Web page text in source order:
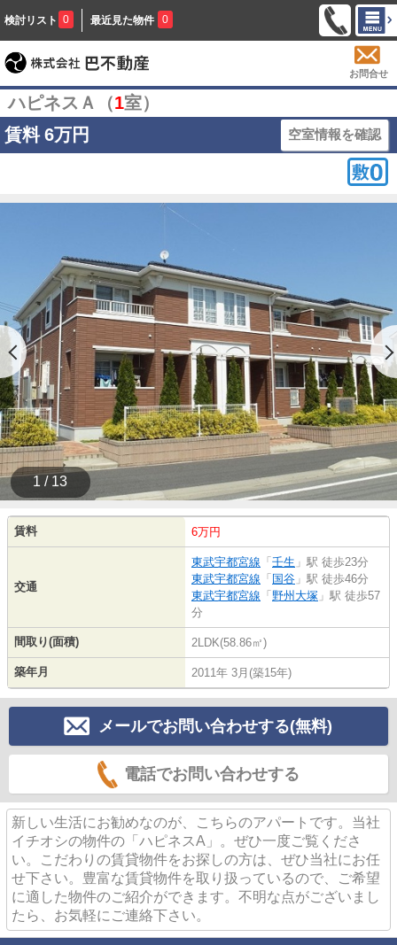
検討リスト 0 最近見た物件 0
お問合せ
ハピネスＡ（1室）
賃料 6万円 空室情報を確認
1 / 13
賃料 6万円
交通
東武宇都宮線 「 壬生 」駅 徒歩23分
東武宇都宮線 「 国谷 」駅 徒歩46分
東武宇都宮線 「 野州大塚 」駅 徒歩57
分
間取り(面積) 2LDK(58.86㎡)
築年月 2011年 3月(築15年)
メールでお問い合わせする(無料)
電話でお問い合わせする
新しい生活にお勧めなのが、こちらのアパートです。当社
イチオシの物件の「ハピネスA」。ぜひ一度ご覧くださ
い。こだわりの賃貸物件をお探しの方は、ぜひ当社にお任
せ下さい。豊富な賃貸物件を取り扱っているので、ご希望
に適した物件のご紹介ができます。不明な点がございまし
たら、お気軽にご連絡下さい。